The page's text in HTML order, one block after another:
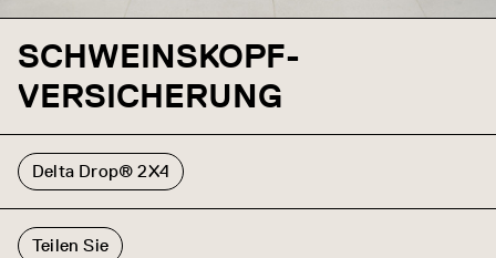
SCHWEINSKOPF-
VERSICHERUNG
Delta Drop® 2X4
Teilen Sie